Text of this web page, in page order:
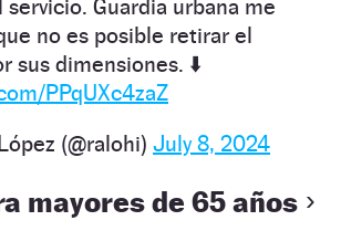
servicio. Guardia urbana me
no es posible retirar el
sus dimensiones. ⬇️
PPqUXc4zaZ
(@ralohi) July 8, 2024
mayores de 65 años